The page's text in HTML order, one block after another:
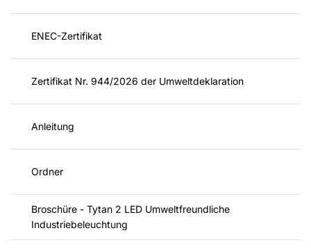
ENEC-Zertifikat
Zertifikat Nr. 944/2026 der Umweltdeklaration
Anleitung
Ordner
Broschüre - Tytan 2 LED Umweltfreundliche
Industriebeleuchtung